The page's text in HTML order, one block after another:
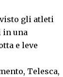
visto gli atleti
in una
e leve
Telesca,